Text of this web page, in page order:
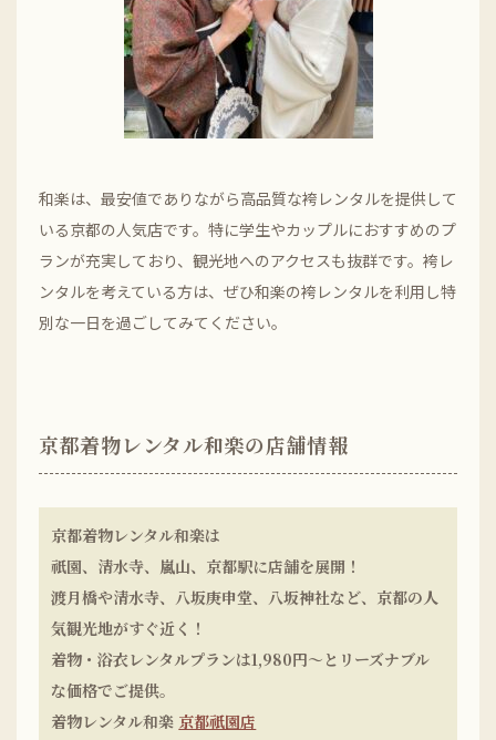
和楽は、最安値でありながら高品質な袴レンタルを提供して
いる京都の人気店です。特に学生やカップルにおすすめのプ
ランが充実しており、観光地へのアクセスも抜群です。袴レ
ンタルを考えている方は、ぜひ和楽の袴レンタルを利用し特
別な一日を過ごしてみてください。
京都着物レンタル和楽の店舗情報
京都着物レンタル和楽は
祇園、清水寺、嵐山、京都駅に店舗を展開！
渡月橋や清水寺、八坂庚申堂、八坂神社など、京都の人
気観光地がすぐ近く！
着物・浴衣レンタルプランは1,980円〜とリーズナブル
な価格でご提供。
着物レンタル和楽 京都祇園店